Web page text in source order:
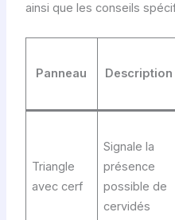
ainsi que les conseils
Panneau Description
Triangle
avec cerf
Signale la
présence
possible de
cervidés